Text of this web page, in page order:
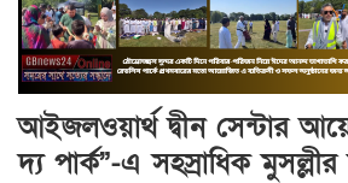
আইজলওয়ার্থ দ্বীন সেন্টার
দ্য পার্ক”-এ সহস্রাধিক